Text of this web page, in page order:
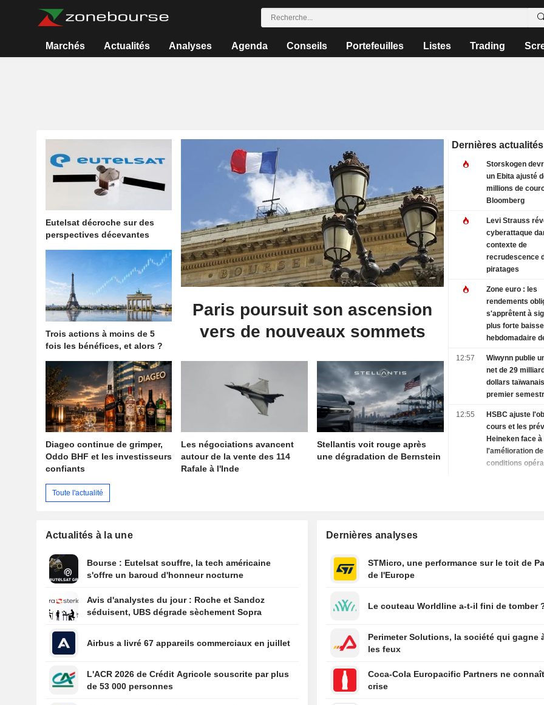
Marchés Actualités Analyses Agenda Conseils Portefeuilles Listes Trading
Eutelsat décroche sur des
perspectives décevantes
Trois actions à moins de 5
fois les bénéfices, et alors ?
Paris poursuit son ascension
vers de nouveaux sommets
Diageo continue de grimper,
Oddo BHF et les investisseurs
confiants
Les négociations avancent
autour de la vente des 114
Rafale à l'Inde
Stellantis voit rouge après
une dégradation de Bernstein
Dernières actualités
Storskogen
un Ebita ajusté
millions de
Bloomberg
Levi Strauss
cyberattaque
contexte de
recrudescence
piratages
Zone euro : les
rendements
s'apprêtent à
plus forte baisse
hebdomadaire
américains
12:57
Wiwynn publie
net de 29
dollars
premier
12:55
HSBC ajuste
cours et les
Heineken face à
l'amélioration
conditions
numéraire,
prévisions
supérieurs aux
l'actionnariat
Toute l'actualité
Actualités à la une
Bourse : Eutelsat souffre, la tech américaine
s'offre un baroud d'honneur nocturne
Avis d'analystes du jour : Roche et Sandoz
séduisent, UBS dégrade sèchement Sopra
Airbus a livré 67 appareils commerciaux en juillet
L'ACR 2026 de Crédit Agricole souscrite par plus
de 53 000 personnes
Dernières analyses
STMicro, une performance sur le toit de
de l'Europe
Le couteau Worldline a-t-il fini de tomber
Perimeter Solutions, la société qui gagne
les feux
Coca-Cola Europacific Partners ne
crise